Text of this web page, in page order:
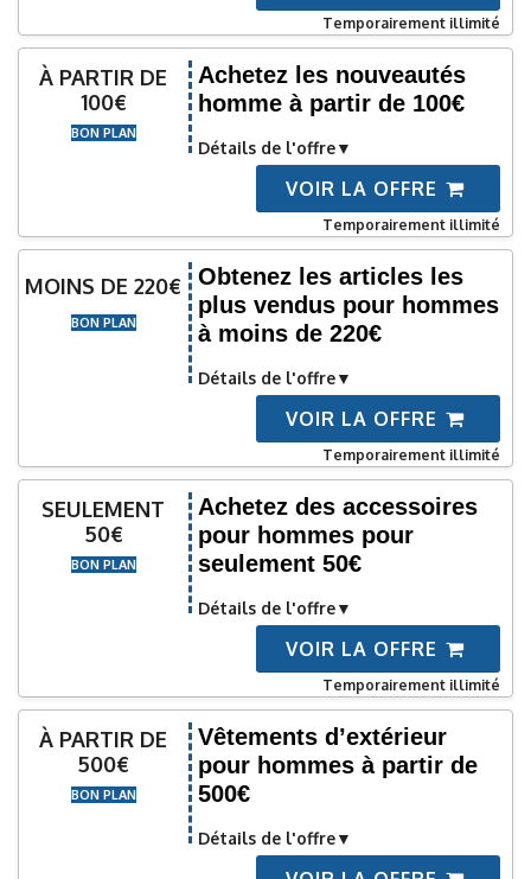
Temporairement illimité
À PARTIR DE
100€
BON PLAN
Achetez les nouveautés
homme à partir de 100€
Détails de l'offre
VOIR LA OFFRE
Temporairement illimité
MOINS DE 220€
BON PLAN
Obtenez les articles les
plus vendus pour hommes
à moins de 220€
Détails de l'offre
VOIR LA OFFRE
Temporairement illimité
SEULEMENT
50€
BON PLAN
Achetez des accessoires
pour hommes pour
seulement 50€
Détails de l'offre
VOIR LA OFFRE
Temporairement illimité
À PARTIR DE
500€
BON PLAN
Vêtements d’extérieur
pour hommes à partir de
500€
Détails de l'offre